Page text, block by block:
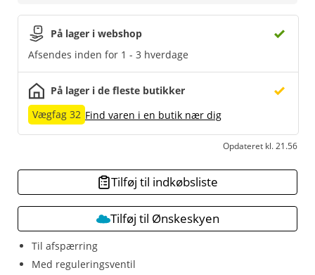
Til afspærring
Med reguleringsventil
På lager i webshop
Afsendes inden for 1 - 3 hverdage
På lager i de fleste butikker
Vægfag 32 Find varen i en butik nær dig
Opdateret kl. 21.56
Tilføj til indkøbsliste
Tilføj til Ønskeskyen